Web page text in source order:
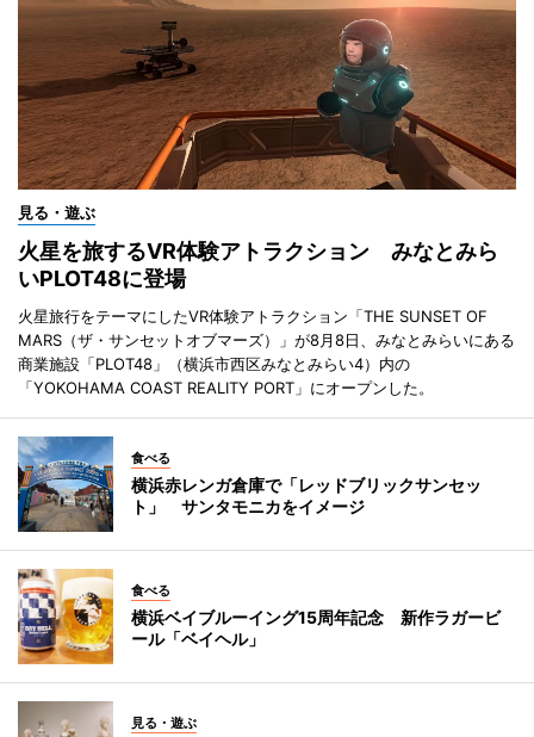
見る・遊ぶ
火星を旅するVR体験アトラクション みなとみら
いPLOT48に登場
火星旅行をテーマにしたVR体験アトラクション「THE SUNSET OF
MARS（ザ・サンセットオブマーズ）」が8月8日、みなとみらいにある
商業施設「PLOT48」（横浜市西区みなとみらい4）内の
「YOKOHAMA COAST REALITY PORT」にオープンした。
食べる
横浜赤レンガ倉庫で「レッドブリックサンセッ
ト」 サンタモニカをイメージ
食べる
横浜ベイブルーイング15周年記念 新作ラガービ
ール「ベイヘル」
見る・遊ぶ